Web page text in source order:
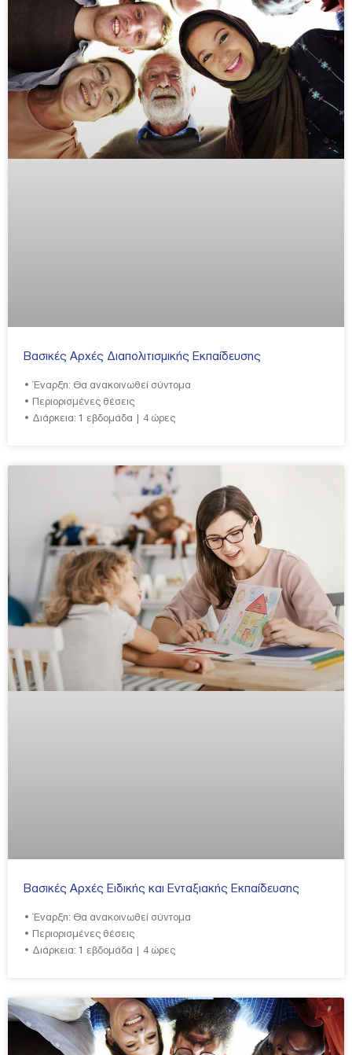
Βασικές Αρχές Διαπολιτισμικής Εκπαίδευσης
• Έναρξη: Θα ανακοινωθεί σύντομα
• Περιορισμένες θέσεις
• Διάρκεια: 1 εβδομάδα | 4 ώρες
Βασικές Αρχές Ειδικής και Ενταξιακής Εκπαίδευσης
• Έναρξη: Θα ανακοινωθεί σύντομα
• Περιορισμένες θέσεις
• Διάρκεια: 1 εβδομάδα | 4 ώρες